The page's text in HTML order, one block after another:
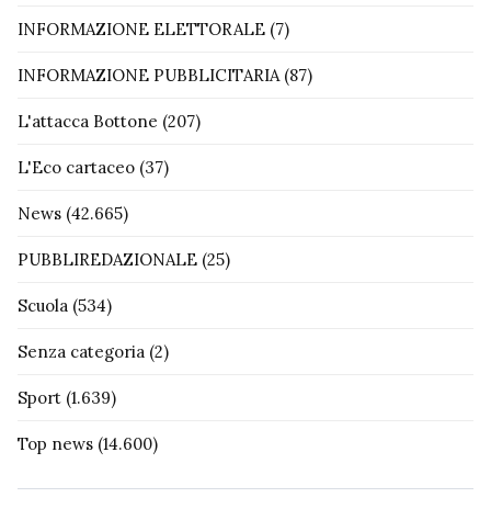
INFORMAZIONE ELETTORALE (7)
INFORMAZIONE PUBBLICITARIA(87)
L'attacca Bottone (207)
L'Eco cartaceo (37)
News (42.665)
PUBBLIREDAZIONALE (25)
Scuola (534)
Senza categoria (2)
Sport (1.639)
Top news (14.600)